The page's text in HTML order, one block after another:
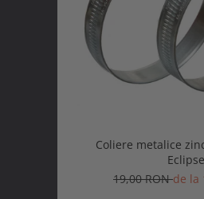
Coliere metalice
Eclipse
19,00 RONde la